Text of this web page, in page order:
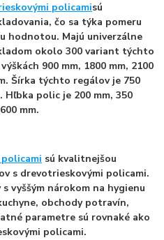
policamisú
čo sa týka pomeru
hodnotou. Majú univerzálne
okolo 300 variant týchto
900 mm, 1800 mm, 2100
Šírka týchto regálov je 750
Hľbka polic je 200 mm, 350
mm.
sú kvalitnejšou
s drevotrieskovými policami.
vyššým nárokom na hygienu
obchody potravín,
parametre sú rovnaké ako
policami.